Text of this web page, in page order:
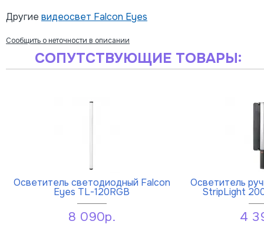
Другие видеосвет Falcon Eyes
Сообщить о неточности в описании
СОПУТСТВУЮЩИЕ ТОВАРЫ:
Осветитель светодиодный Falcon
Eyes TL-120RGB
8 090р.
Осветитель
StripLight
4